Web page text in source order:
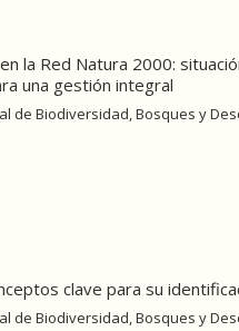
la Red Natura 2000:
una gestión integral
de Biodiversidad, Bosques y
clave para su
de Biodiversidad, Bosques y